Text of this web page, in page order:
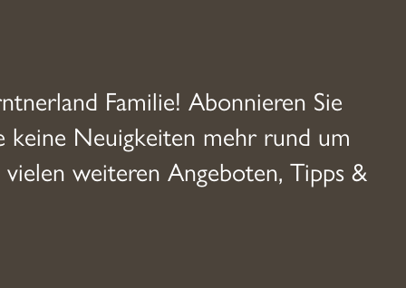
Familie! Abonnieren Sie
keine Neuigkeiten mehr rund um
weiteren Angeboten, Tipps &